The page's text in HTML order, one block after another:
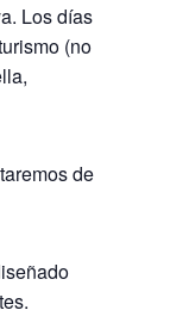
Los días
(no
de